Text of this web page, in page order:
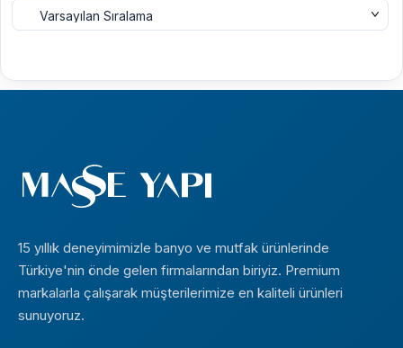
15 yıllık deneyimimizle banyo ve mutfak ürünlerinde
Türkiye'nin önde gelen firmalarından biriyiz. Premium
markalarla çalışarak müşterilerimize en kaliteli ürünleri
sunuyoruz.